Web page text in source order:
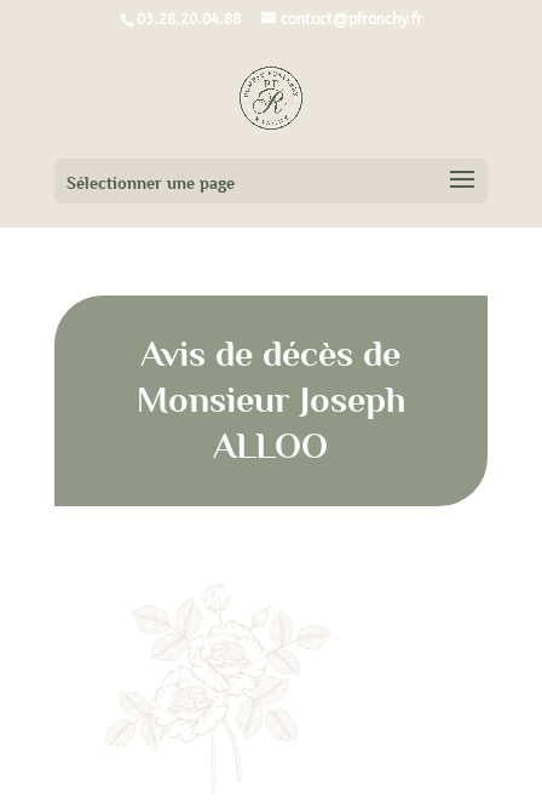
03.28.20.04.88 contact@pfranchy.fr
Sélectionner une page
Avis de décès de
Monsieur Joseph
ALLOO